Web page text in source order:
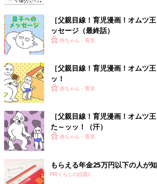
わかっているようなわかっていないような父
共働きの妻をサポートすべく日々奮闘中！
インスタグラムはこちら：
ツイッターはこちら：
@Omutsu_oh
前の話
オムツの名前書きで
失敗［父親目線！育
40］
［父親目線！育児漫画！オムツ
ッセージ（最終話）
赤ちゃん・育児
［父親目線！育児漫画！オムツ
ッ！
赤ちゃん・育児
［父親目線！育児漫画！オムツ
た～ッッ！（汗）
赤ちゃん・育児
もらえる年金25万円以下の人が
PR(くらしの話題)